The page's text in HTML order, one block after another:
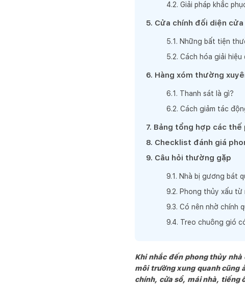
4.2. Giải pháp khắc
5. Cửa chính đối diện
5.1 . Những bất tiện
5.2. Cách hóa giải hiệu
6. Hàng xóm thường
6.1 . Thanh sát là gì?
6.2. Cách giảm tác
7. Bảng tổng hợp các thế
8. Checklist đánh giá
9. Câu hỏi thường gặp
9.1 . Nhà bị gương bát
9.2. Phong thủy xấu
9.3. Có nên nhờ chính
9.4. Treo chuông gió
Khi nhắc đến phong thủy
môi trường xung quanh cũng
chính, cửa sổ, mái nhà, tiếng